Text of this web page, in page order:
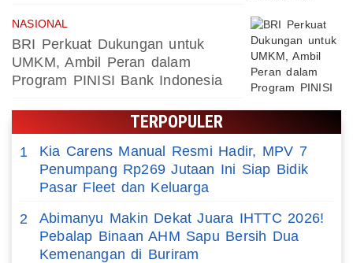
NASIONAL
BRI Perkuat Dukungan untuk
UMKM, Ambil Peran dalam
Program PINISI Bank Indonesia
TERPOPULER
1
Kia Carens Manual Resmi Hadir, MPV 7
Penumpang Rp269 Jutaan Ini Siap Bidik
Pasar Fleet dan Keluarga
2
Abimanyu Makin Dekat Juara IHTTC 2026!
Pebalap Binaan AHM Sapu Bersih Dua
Kemenangan di Buriram